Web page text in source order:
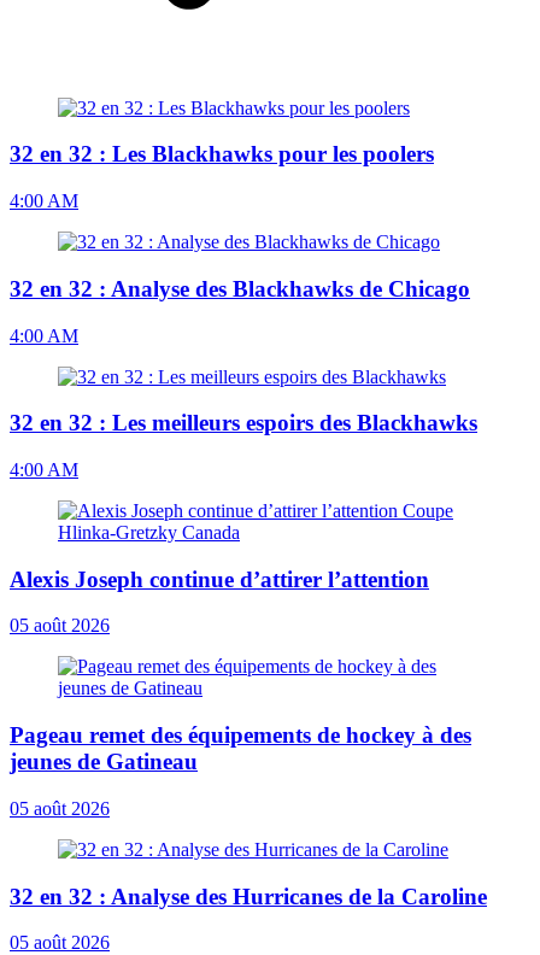
32 en 32 : Les Blackhawks pour les poolers
4:00 AM
32 en 32 : Analyse des Blackhawks de Chicago
4:00 AM
32 en 32 : Les meilleurs espoirs des Blackhawks
4:00 AM
Alexis Joseph continue d’attirer l’attention
05 août 2026
Pageau remet des équipements de hockey à des
jeunes de Gatineau
05 août 2026
32 en 32 : Analyse des Hurricanes de la Caroline
05 août 2026